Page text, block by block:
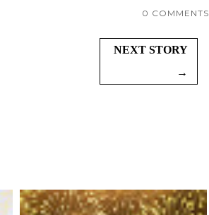
0 COMMENTS
NEXT STORY
→